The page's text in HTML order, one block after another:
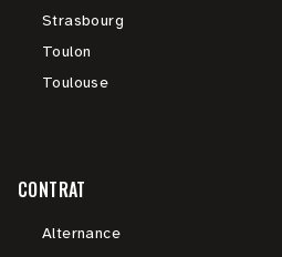
Strasbourg
Toulon
Toulouse
CONTRAT
Alternance